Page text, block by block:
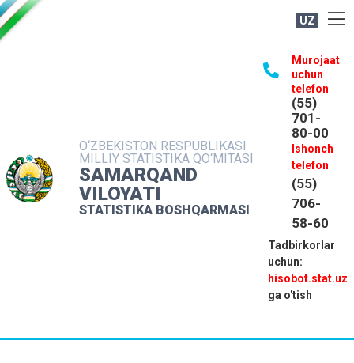
UZ
O‘ZBEKISTON RESPUBLIKASI
MILLIY STATISTIKA QO‘MITASI
SAMARQAND
VILOYATI
STATISTIKA BOSHQARMASI
Murojaat
uchun
telefon
(55)
701-
80-00
Ishonch
telefon
(55)
706-
58-60
Tadbirkorlar
uchun:
hisobot.stat.uz
ga o'tish
MATBUOT XIZMATI
MUROJAATLAR
KONTAKTLAR